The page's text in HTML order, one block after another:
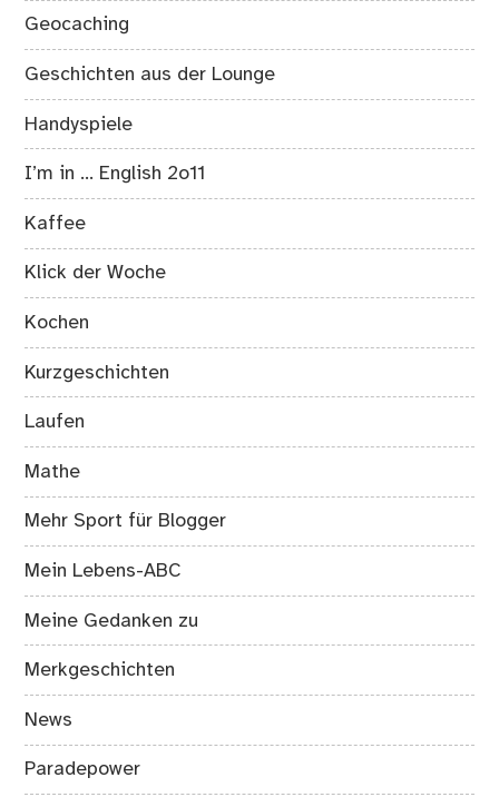
Geocaching
Geschichten aus der Lounge
Handyspiele
I’m in … English 2o11
Kaffee
Klick der Woche
Kochen
Kurzgeschichten
Laufen
Mathe
Mehr Sport für Blogger
Mein Lebens-ABC
Meine Gedanken zu
Merkgeschichten
News
Paradepower